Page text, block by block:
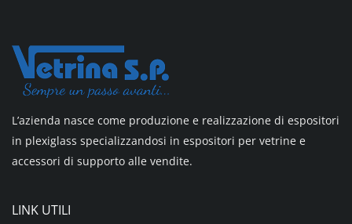
L’azienda nasce come produzione e realizzazione di espositori
in plexiglass specializzandosi in espositori per vetrine e
accessori di supporto alle vendite.
LINK UTILI